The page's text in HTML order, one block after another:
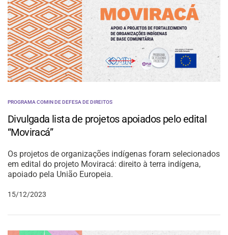
PROGRAMA COMIN DE DEFESA DE DIREITOS
Divulgada lista de projetos apoiados pelo edital
“Moviracá”
Os projetos de organizações indígenas foram selecionados
em edital do projeto Moviracá: direito à terra indígena,
apoiado pela União Europeia.
15/12/2023